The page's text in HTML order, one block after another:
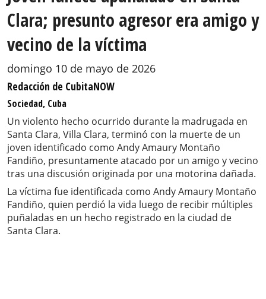
Clara; presunto agresor era amigo y
vecino de la víctima
domingo 10 de mayo de 2026
Redacción de CubitaNOW
Sociedad, Cuba
Un violento hecho ocurrido durante la madrugada en
Santa Clara, Villa Clara, terminó con la muerte de un
joven identificado como Andy Amaury Montaño
Fandiño, presuntamente atacado por un amigo y vecino
tras una discusión originada por una motorina dañada.
La víctima fue identificada como Andy Amaury Montaño
Fandiño, quien perdió la vida luego de recibir múltiples
puñaladas en un hecho registrado en la ciudad de
Santa Clara.